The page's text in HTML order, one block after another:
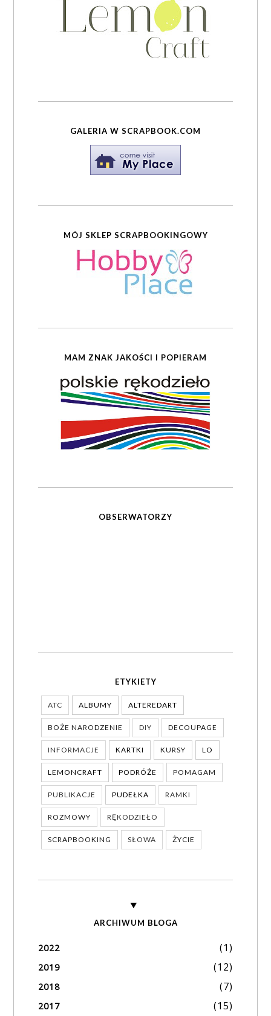
GALERIA W SCRAPBOOK.COM
MÓJ SKLEP SCRAPBOOKINGOWY
MAM ZNAK JAKOŚCI I POPIERAM
OBSERWATORZY
ETYKIETY
ATC ALBUMY ALTEREDART
BOŻE NARODZENIE DIY DECOUPAGE
INFORMACJE KARTKI KURSY LO
LEMONCRAFT PODRÓŻE POMAGAM
PUBLIKACJE PUDEŁKA RAMKI
ROZMOWY RĘKODZIEŁO
SCRAPBOOKING SŁOWA ŻYCIE
ARCHIWUM BLOGA
2022 (1)
2019 (12)
2018 (7)
2017 (15)